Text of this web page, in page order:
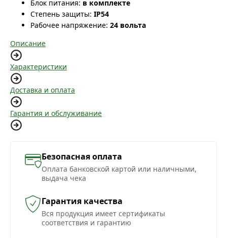
Блок питания: в комплекте
Степень защиты: IP54
Рабочее напряжение: 24 вольта
Описание
Характеристики
Доставка и оплата
Гарантия и обслуживание
Безопасная оплата
Оплата банковской картой или наличными,
выдача чека
Гарантия качества
Вся продукция имеет сертификаты
соответствия и гарантию